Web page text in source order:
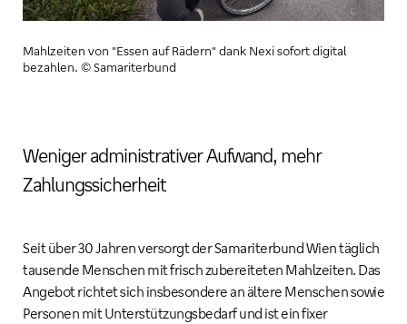
Mahlzeiten von "Essen auf Rädern" dank Nexi sofort digital
bezahlen. © Samariterbund
Weniger administrativer Aufwand, mehr
Zahlungssicherheit
Seit über 30 Jahren versorgt der Samariterbund Wien täglich
tausende Menschen mit frisch zubereiteten Mahlzeiten. Das
Angebot richtet sich insbesondere an ältere Menschen sowie
Personen mit Unterstützungsbedarf und ist ein fixer